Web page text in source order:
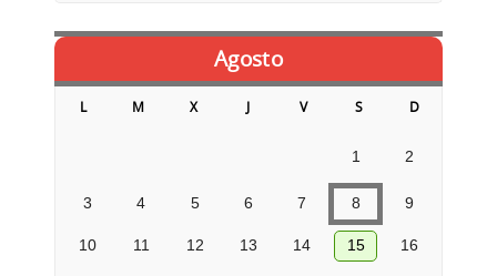
Agosto
L M X J V S D
1 2
3 4 5 6 7 8 9
10 11 12 13 14 15 16